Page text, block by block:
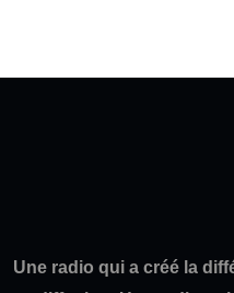
Une radio qui a créé la